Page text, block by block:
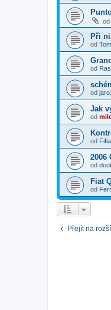
od
Při
od
od
od
Jak
od
od
2006
od
Fiat
od
Přejít na